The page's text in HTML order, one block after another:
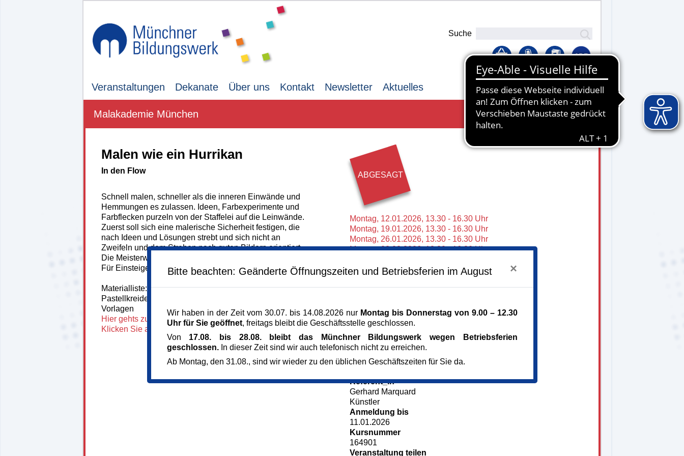
Suche
Veranstaltungen Dekanate Über uns Kontakt Newsletter Aktuelles Lernplattform
Malakademie München
Malen wie ein Hurrikan
In den Flow
Schnell malen, schneller als die inneren Einwände und
Hemmungen es zulassen. Ideen, Farbexperimente und
Farbflecken purzeln von der Staffelei auf die Leinwände.
Zuerst soll sich eine malerische Sicherheit festigen, die
nach Ideen und Lösungen strebt und sich nicht an
Zweifeln und dem Streben nach guten Bildern orientiert.
Die Meisterwerke entstehen aus dem Flow beim Malen.
Für Einsteiger:innen und Fortgeschrittene.
Materialliste: Acrylfarben, Papier/Leinwand Skizzenblock,
Pastellkreiden, Stifte, gerne inspirierende Fotos oder
Vorlagen
Hier gehts zur Homepage des Künstlers
Klicken Sie auf das Tutorial zum Kurs
ABGESAGT
Montag, 12.01.2026, 13.30 - 16.30 Uhr
Montag, 19.01.2026, 13.30 - 16.30 Uhr
Montag, 26.01.2026, 13.30 - 16.30 Uhr
Montag,02.02.2026,13.30 - 16.30 Uhr
Montag, 23.02.2026,13.30 - 16.30 Uhr
Veranstaltungsreihe
Veranstaltungsort
Kunst im Turm - St. Clemens
80634 München
München
Kursgebühr
Referent_in
Gerhard Marquard
Künstler
Anmeldung bis
11.01.2026
Kursnummer
164901
Veranstaltung teilen
Bitte beachten: Geänderte Öffnungszeiten und Betriebsferien im August ×
Wir haben in der Zeit vom 30.07. bis 14.08.2026 nur Montag bis Donnerstag von 9.00 – 12.30
Uhr für Sie geöffnet, freitags bleibt die Geschäftsstelle geschlossen.
Von 17.08. bis 28.08. bleibt das Münchner Bildungswerk wegen Betriebsferien
geschlossen.In dieser Zeit sind wir auch telefonisch nicht zu erreichen.
Ab Montag, den 31.08., sind wir wieder zu den üblichen Geschäftszeiten für Sie da.